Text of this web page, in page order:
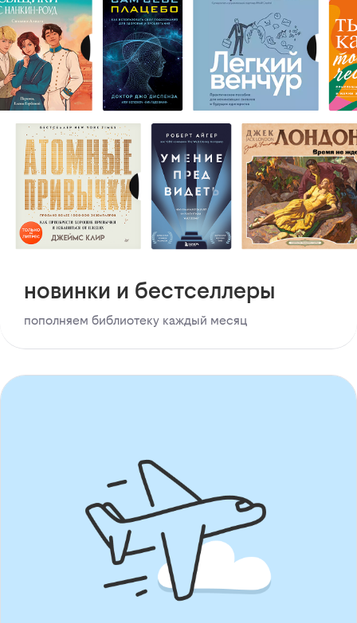
новинки и бестселлеры
пополняем библиотеку каждый месяц